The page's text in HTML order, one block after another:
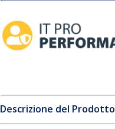
Descrizione del Prodotto